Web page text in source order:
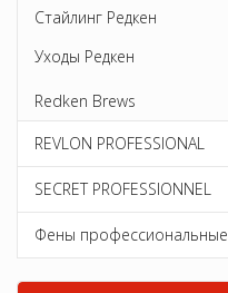
Стайлинг Редкен
Уходы Редкен
Redken Brews
REVLON PROFESSIONAL
SECRET PROFESSIONNEL
Фены профессиональные